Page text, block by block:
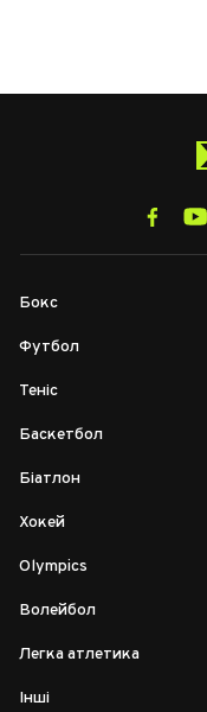
Бокс
Футбол
Теніс
Баскетбол
Біатлон
Хокей
Olympics
Волейбол
Легка атлетика
Інші